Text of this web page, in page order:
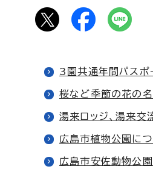
3園共通年間パス
桜など季節の花の
湯来ロッジ、湯来
広島市植物公園
広島市安佐動物